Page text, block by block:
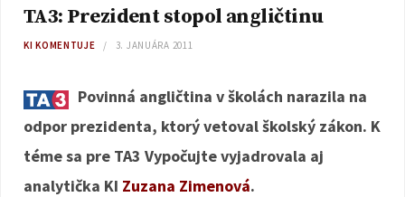
e
o
TA3: Prezident stopol angličtinu
KI KOMENTUJE 3. JANUÁRA 2011
Povinná angličtina v školách narazila na
odpor prezidenta, ktorý vetoval školský zákon. K
téme sa pre TA3 Vypočujte vyjadrovala aj
analytička KI Zuzana Zimenová.